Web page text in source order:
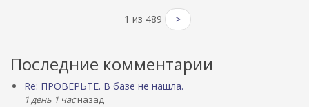
1 из 489 >
Последние комментарии
Re: ПРОВЕРЬТЕ. В базе не нашла.
1 день 1 часназад